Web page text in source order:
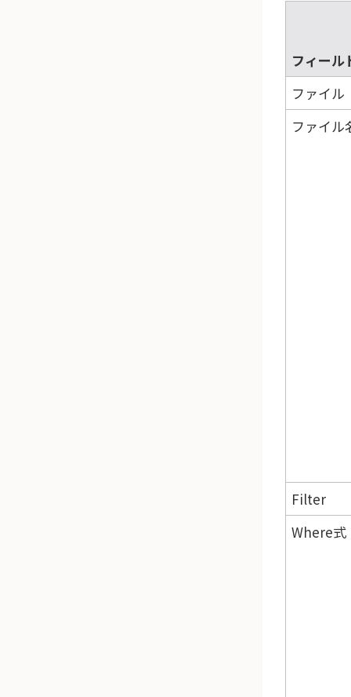
フィール
ファイル
ファイル
Filter
Where式